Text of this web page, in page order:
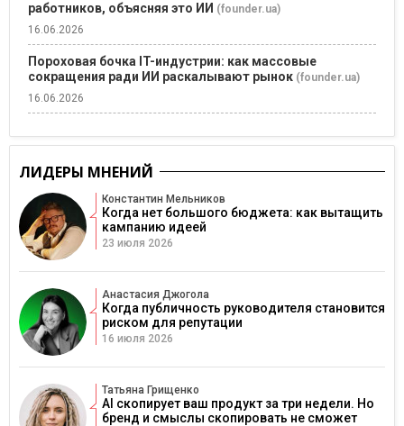
работников, объясняя это ИИ (founder.ua)
16.06.2026
Пороховая бочка IT-индустрии: как массовые
сокращения ради ИИ раскалывают рынок (founder.ua)
16.06.2026
ЛИДЕРЫ МНЕНИЙ
Константин Мельников
Когда нет большого бюджета: как вытащить
кампанию идеей
23 июля 2026
Анастасия Джогола
Когда публичность руководителя становится
риском для репутации
16 июля 2026
Татьяна Грищенко
AI скопирует ваш продукт за три недели. Но
бренд и смыслы скопировать не сможет